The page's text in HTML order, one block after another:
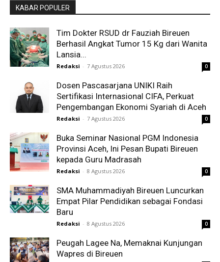
KABAR POPULER
Tim Dokter RSUD dr Fauziah Bireuen
Berhasil Angkat Tumor 15 Kg dari Wanita
Lansia...
Redaksi - 7 Agustus 2026 0
Dosen Pascasarjana UNIKI Raih
Sertifikasi Internasional CIFA, Perkuat
Pengembangan Ekonomi Syariah di Aceh
Redaksi - 7 Agustus 2026 0
Buka Seminar Nasional PGM Indonesia
Provinsi Aceh, Ini Pesan Bupati Bireuen
kepada Guru Madrasah
Redaksi - 8 Agustus 2026 0
SMA Muhammadiyah Bireuen Luncurkan
Empat Pilar Pendidikan sebagai Fondasi
Baru
Redaksi - 8 Agustus 2026 0
Peugah Lagee Na, Memaknai Kunjungan
Wapres di Bireuen